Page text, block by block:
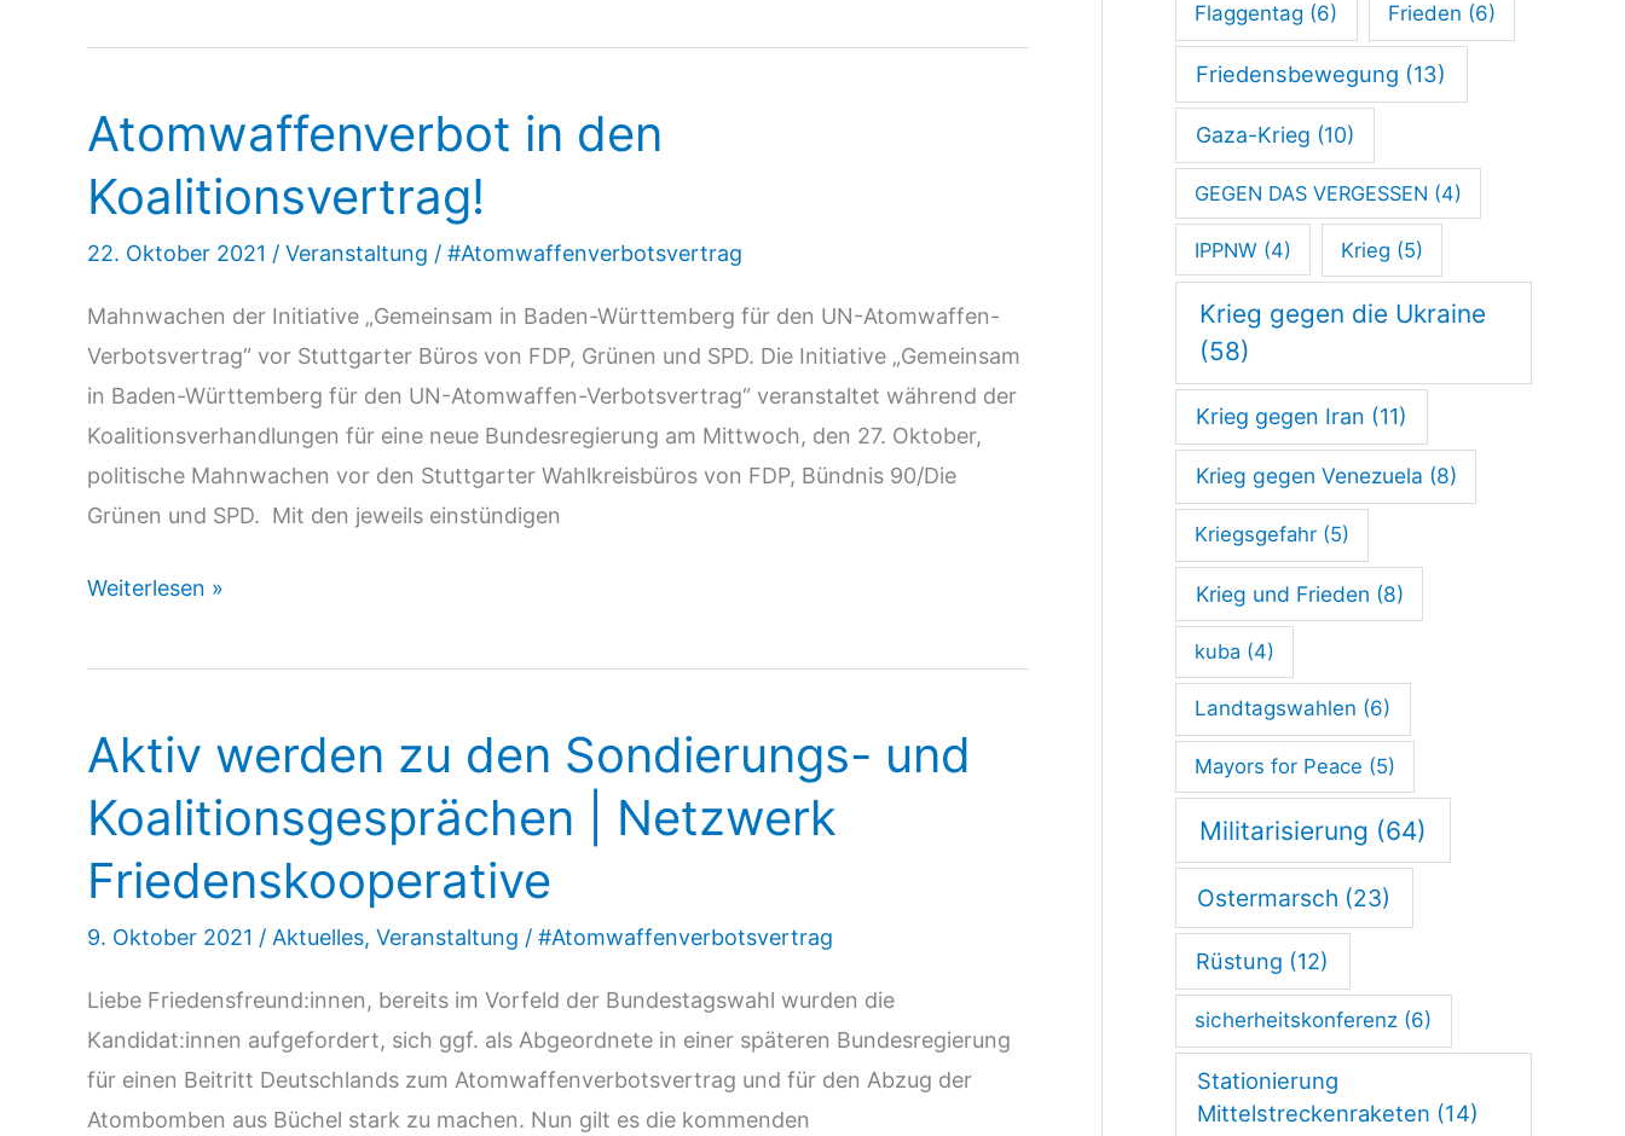
30.10.21:
Liebe
Bombe
Atomwaffenverbot in den
Koalitionsvertrag!
22. Oktober 2021 / Veranstaltung / #Atomwaffenverbotsvertrag
Mahnwachen der Initiative „Gemeinsam in Baden-Württemberg für den UN-Atomwaffen-
Verbotsvertrag“ vor Stuttgarter Büros von FDP, Grünen und SPD. Die Initiative „Gemeinsam
in Baden-Württemberg für den UN-Atomwaffen-Verbotsvertrag“ veranstaltet während der
Koalitionsverhandlungen für eine neue Bundesregierung am Mittwoch, den 27. Oktober,
politische Mahnwachen vor den Stuttgarter Wahlkreisbüros von FDP, Bündnis 90/Die
Grünen und SPD. Mit den jeweils einstündigen
Atomwaffenverbot
den
Weiterlesen »
Aktiv werden zu den Sondierungs- und
Koalitionsgesprächen | Netzwerk
Friedenskooperative
9. Oktober 2021 / Aktuelles, Veranstaltung / #Atomwaffenverbotsvertrag
Liebe Friedensfreund:innen, bereits im Vorfeld der Bundestagswahl wurden die
Kandidat:innen aufgefordert, sich ggf. als Abgeordnete in einer späteren Bundesregierung
für einen Beitritt Deutschlands zum Atomwaffenverbotsvertrag und für den Abzug der
Atombomben aus Büchel stark zu machen. Nun gilt es die kommenden
u
t
g
r
t
Flaggentag (6) Frieden (6)
Friedensbewegung (13)
Gaza-Krieg (10)
GEGEN DAS VERGESSEN (4)
IPPNW (4) Krieg (5)
Krieg gegen die Ukraine
(58)
Krieg gegen Iran (11)
Krieg gegen Venezuela (8)
Kriegsgefahr (5)
Krieg und Frieden (8)
kuba (4)
Landtagswahlen (6)
Mayors for Peace (5)
Militarisierung (64)
Ostermarsch (23)
Rüstung (12)
sicherheitskonferenz (6)
Stationierung
Mittelstreckenraketen (14)